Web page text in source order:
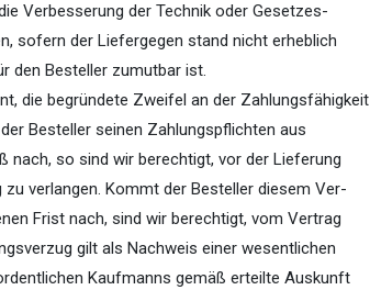
Verbesserung der Technik oder Gesetzes-
sofern der Liefergegen­ stand nicht erheblich
den Besteller zumutbar ist.
die begründete Zweifel an der Zahlungsfähigkeit
Besteller seinen Zahlungspflichten aus
nach, so sind wir berechtigt, vor der Lieferung
verlangen. Kommt der Besteller diesem Ver-
Frist nach, sind wir berechtigt, vom Vertrag
gilt als Nachweis einer wesentlichen
Kaufmanns gemäß erteilte Auskunft